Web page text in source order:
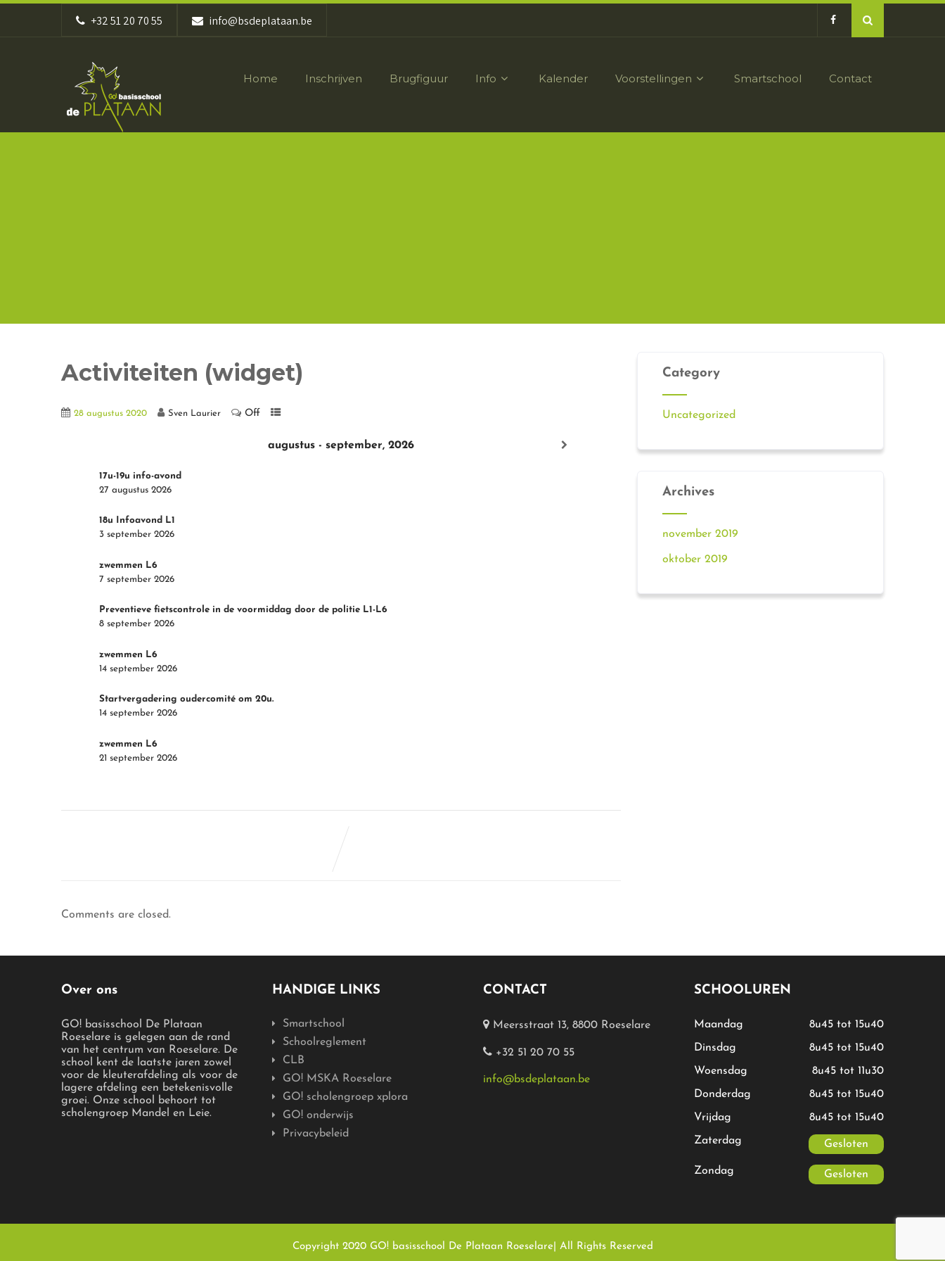
+32 51 20 70 55 info@bsdeplataan.be
Home Inschrijven Brugfiguur Info Kalender Voorstellingen Smartschool Contact
Activiteiten (widget)
28 augustus 2020 Sven Laurier Off
augustus - september, 2026
17u-19u info-avond
27 augustus 2026
18u Infoavond L1
3 september 2026
zwemmen L6
7 september 2026
Preventieve fietscontrole in de voormiddag door de politie L1-L6
8 september 2026
zwemmen L6
14 september 2026
Startvergadering oudercomité om 20u.
14 september 2026
zwemmen L6
21 september 2026
Comments are closed.
Category
Uncategorized
Archives
november 2019
oktober 2019
Over ons
GO! basisschool De Plataan
Roeselare is gelegen aan de rand
van het centrum van Roeselare. De
school kent de laatste jaren zowel
voor de kleuterafdeling als voor de
lagere afdeling een betekenisvolle
groei. Onze school behoort tot
scholengroep Mandel en Leie.
HANDIGE LINKS
Smartschool
Schoolreglement
CLB
GO! MSKA Roeselare
GO! scholengroep xplora
GO! onderwijs
Privacybeleid
CONTACT
Meersstraat 13, 8800 Roeselare
+32 51 20 70 55
info@bsdeplataan.be
SCHOOLUREN
Maandag 8u45 tot 15u40
Dinsdag 8u45 tot 15u40
Woensdag 8u45 tot 11u30
Donderdag 8u45 tot 15u40
Vrijdag 8u45 tot 15u40
Zaterdag Gesloten
Zondag Gesloten
Copyright 2020 GO! basisschool De Plataan Roeselare| All Rights Reserved